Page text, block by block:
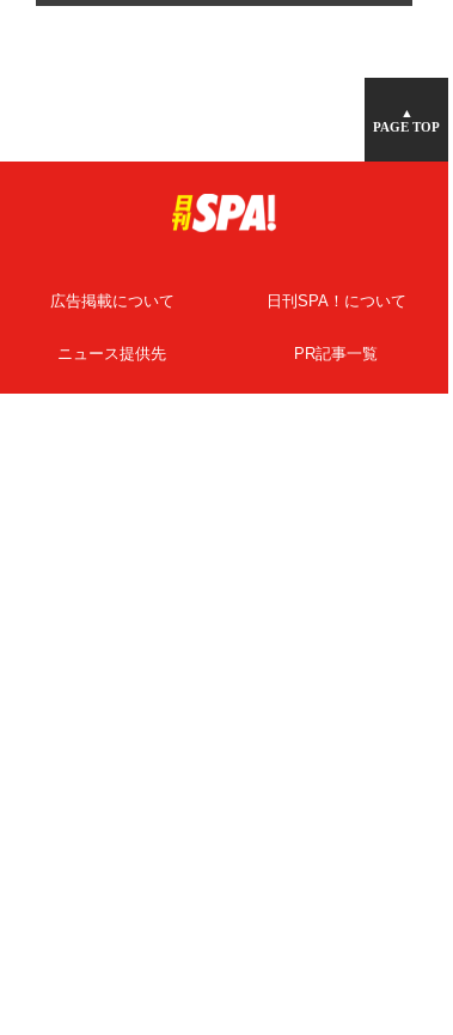
▲
PAGE TOP
広告掲載について 日刊SPA！について
ニュース提供先 PR記事一覧